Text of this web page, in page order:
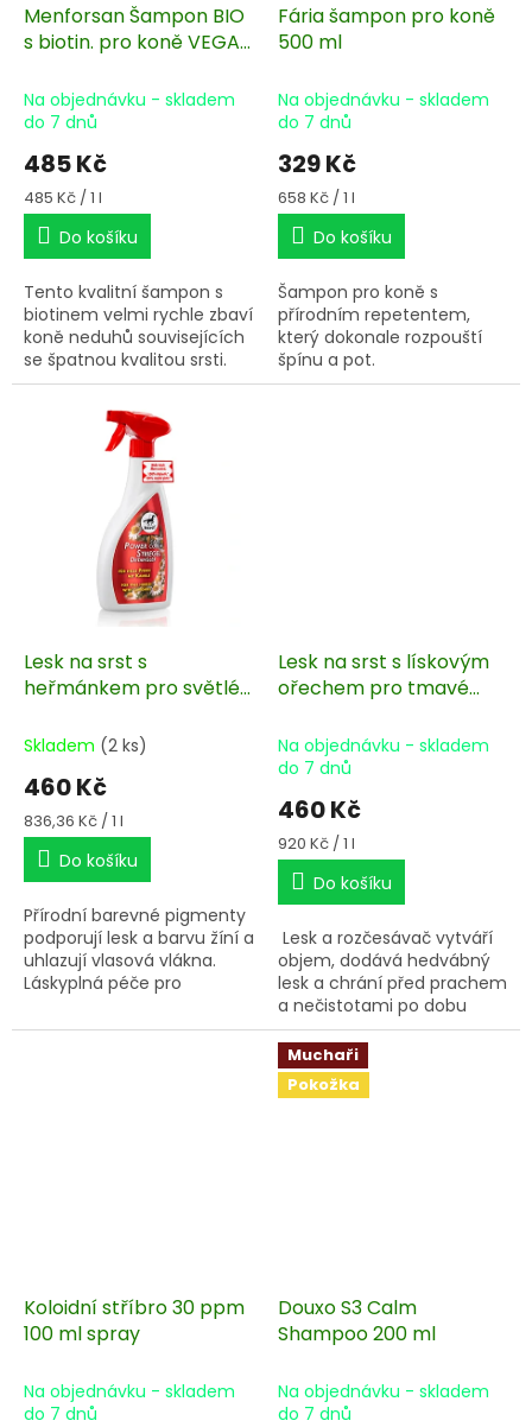
Menforsan Šampon BIO
s biotin. pro koně VEGAN
Na objednávku - skladem
do 7 dnů
485 Kč
Měrná
cena:
485 Kč / 1 l
Do košíku
Tento kvalitní šampon s
biotinem velmi rychle zbaví
koně neduhů souvisejících
se špatnou kvalitou srsti.
Fária šampon pro koně
500 ml
Na objednávku - skladem
do 7 dnů
329 Kč
Měrná
cena:
658 Kč / 1 l
Do košíku
Šampon pro koně s
přírodním repetentem,
který dokonale rozpouští
špínu a pot.
Lesk na srst s
heřmánkem pro světlé
Powerstriegel 550 ml
Skladem (2 ks)
460 Kč
Měrná
cena:
836,36 Kč / 1 l
Do košíku
Přírodní barevné pigmenty
podporují lesk a barvu žíní a
uhlazují vlasová vlákna.
Láskyplná péče pro
jednoduché rozčesávání.
Lesk na srst s lískovým
ořechem pro tmavé
Powerstriegel 550 ml
Na objednávku - skladem
do 7 dnů
460 Kč
Měrná
cena:
920 Kč / 1 l
Do košíku
Lesk a rozčesávač vytváří
objem, dodává hedvábný
lesk a chrání před prachem
a nečistotami po dobu
několika dnů. Čistý cedrový
olej dodá hřívě a srsti
vysoký lesk.
Koloidní stříbro 30 ppm
100 ml spray
Na objednávku - skladem
do 7 dnů
Muchaři
Pokožka
Douxo S3 Calm
Shampoo 200 ml
Na objednávku - skladem
do 7 dnů